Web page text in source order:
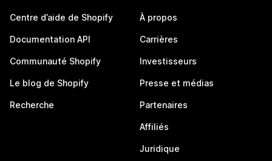
Centre d’aide de Shopify
Documentation API
Communauté Shopify
Le blog de Shopify
Recherche
À propos
Carrières
Investisseurs
Presse et médias
Partenaires
Affiliés
Juridique